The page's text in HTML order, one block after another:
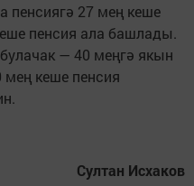
пенсиягә 27 мең кеше
пенсия ала башлады.
— 40 меңгә якын
мең кеше пенсия
Султан Исхаков